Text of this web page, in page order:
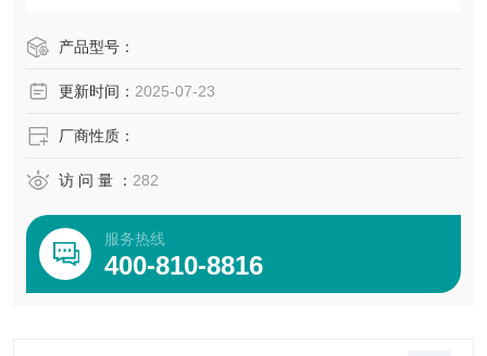
产品型号：
更新时间： 2025-07-23
厂商性质：
访 问 量 ： 282
服务热线
400-810-8816